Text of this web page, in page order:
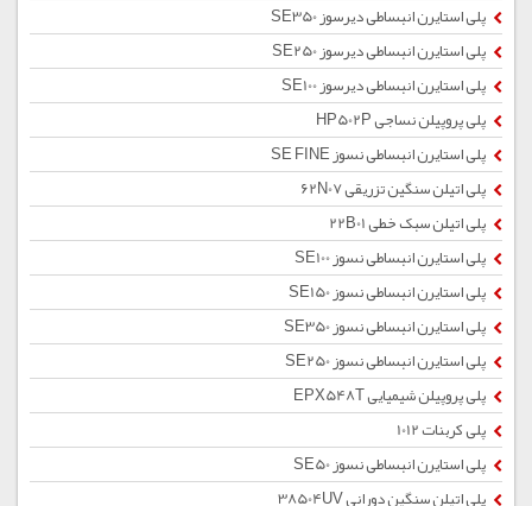
پلی استایرن انبساطی دیرسوز SE350
پلی استایرن انبساطی دیرسوز SE250
پلی استایرن انبساطی دیرسوز SE100
پلی پروپیلن نساجی HP502P
پلی استایرن انبساطی نسوز SE FINE
پلی اتیلن سنگین تزریقی 62N07
پلی اتیلن سبک خطی 22B01
پلی استایرن انبساطی نسوز SE100
پلی استایرن انبساطی نسوز SE150
پلی استایرن انبساطی نسوز SE350
پلی استایرن انبساطی نسوز SE250
پلی پروپیلن شیمیایی EPX548T
پلی کربنات 1012
پلی استایرن انبساطی نسوز SE50
پلی اتیلن سنگین دورانی 38504UV